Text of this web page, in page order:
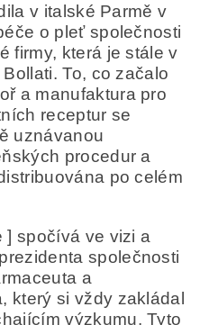
vyjadřujete souhlas
v souladu sdefinicí
v italské Parmě v
o pleť společnosti
firmy, která je stále v
To, co začalo
a manufaktura pro
receptur se
uznávanou
procedur a
po celém
] spočívá ve vizi a
společnosti
a
který si vždy zakládal
výzkumu. Tyto